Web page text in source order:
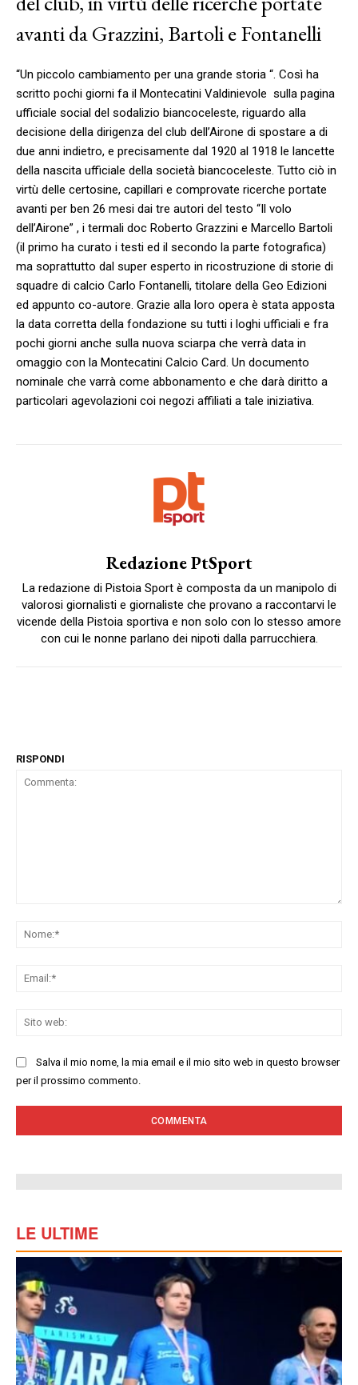
avanti da Grazzini, Bartoli e Fontanelli
“Un piccolo cambiamento per una grande storia “. Così ha
scritto pochi giorni fa il Montecatini Valdinievole sulla pagina
ufficiale social del sodalizio biancoceleste, riguardo alla
decisione della dirigenza del club dell’Airone di spostare a di
due anni indietro, e precisamente dal 1920 al 1918 le lancette
della nascita ufficiale della società biancoceleste. Tutto ciò in
virtù delle certosine, capillari e comprovate ricerche portate
avanti per ben 26 mesi dai tre autori del testo “Il volo
dell’Airone” , i termali doc Roberto Grazzini e Marcello Bartoli
(il primo ha curato i testi ed il secondo la parte fotografica)
ma soprattutto dal super esperto in ricostruzione di storie di
squadre di calcio Carlo Fontanelli, titolare della Geo Edizioni
ed appunto co-autore. Grazie alla loro opera è stata apposta
la data corretta della fondazione su tutti i loghi ufficiali e fra
pochi giorni anche sulla nuova sciarpa che verrà data in
omaggio con la Montecatini Calcio Card. Un documento
nominale che varrà come abbonamento e che darà diritto a
particolari agevolazioni coi negozi affiliati a tale iniziativa.
Redazione PtSport
La redazione di Pistoia Sport è composta da un manipolo di
valorosi giornalisti e giornaliste che provano a raccontarvi le
vicende della Pistoia sportiva e non solo con lo stesso amore
con cui le nonne parlano dei nipoti dalla parrucchiera.
RISPONDI
Salva il mio nome, la mia email e il mio sito web in questo browser
per il prossimo commento.
LE ULTIME